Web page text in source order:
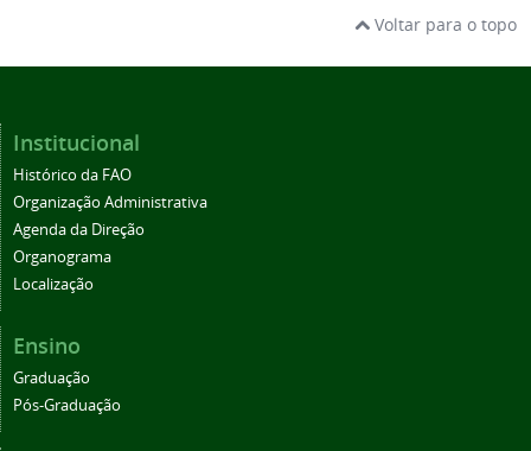
Voltar para o topo
Institucional
Histórico da FAO
Organização Administrativa
Agenda da Direção
Organograma
Localização
Ensino
Graduação
Pós-Graduação